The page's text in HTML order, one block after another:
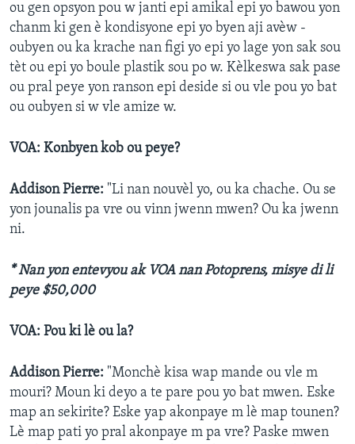
ou gen opsyon pou w janti epi amikal epi yo bawou yon
chanm ki gen è kondisyone epi yo byen aji avèw -
oubyen ou ka krache nan figi yo epi yo lage yon sak sou
tèt ou epi yo boule plastik sou po w. Kèlkeswa sak pase
ou pral peye yon ranson epi deside si ou vle pou yo bat
ou oubyen si w vle amize w.
VOA: Konbyen kob ou peye?
Addison Pierre: "Li nan nouvèl yo, ou ka chache. Ou se
yon jounalis pa vre ou vinn jwenn mwen? Ou ka jwenn
ni.
* Nan yon entevyou ak VOA nan Potoprens, misye di li
peye $50,000
VOA: Pou ki lè ou la?
Addison Pierre: "Monchè kisa wap mande ou vle m
mouri? Moun ki deyo a te pare pou yo bat mwen. Eske
map an sekirite? Eske yap akonpaye m lè map tounen?
Lè map pati yo pral akonpaye m pa vre? Paske mwen